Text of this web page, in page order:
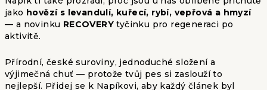
jako hovězí s levandulí, kuřecí, rybí, vepřová a hmyzí
— a novinku RECOVERY tyčinku pro regeneraci po
aktivitě.
Přírodní, české suroviny, jednoduché složení a
výjimečná chuť — protože tvůj pes si zaslouží to
nejlepší. Přidej se k Napíkovi, aby každý článek byl